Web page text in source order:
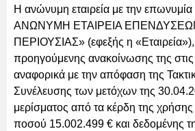
Η ανώνυμη εταιρεία με την
ΑΝΩΝΥΜΗ ΕΤΑΙΡΕΙΑ
ΠΕΡΙΟΥΣΙΑΣ» (εφεξής η «Εταιρεία»),
προηγούμενης ανακοίνωσης της
αναφορικά με την απόφαση της
Συνέλευσης των μετόχων της
μερίσματος από τα κέρδη της
ποσού 15.002.499 € και δεδομένης